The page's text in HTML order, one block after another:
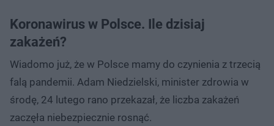
Koronawirus w Polsce. Ile dzisiaj
zakażeń?
Wiadomo już, że w Polsce mamy do czynienia z trzecią
falą pandemii. Adam Niedzielski, minister zdrowia w
środę, 24 lutego rano przekazał, że liczba zakażeń
zaczęła niebezpiecznie rosnąć.